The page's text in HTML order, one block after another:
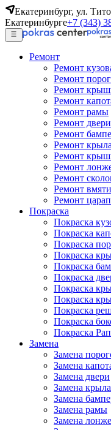
Екатеринбург, ул.
Екатеринбурге+7 (343)
Ремонт
Ремонт
Ремонт
Ремонт
Ремонт
Ремонт рамы
Ремонт двери
Ремонт
Ремонт крыла
Ремонт
Ремонт
Ремонт
Ремонт
Ремонт
Покраска
Покраска
Покраска
Покраска
Покраска
Покраска
Покраска
Покраска
Покраска
Покраска
Покраска
Покраска
Замена
Замена
Замена
Замена двери
Замена крыла
Замена
Замена рамы
Замена